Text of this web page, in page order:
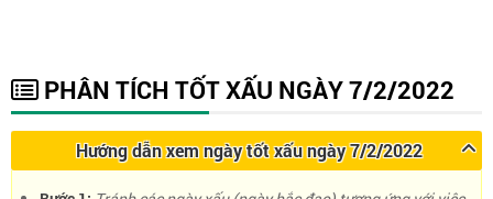
PHÂN TÍCH TỐT XẤU NGÀY 7/2/2022
Hướng dẫn xem ngày tốt xấu ngày 7/2/2022